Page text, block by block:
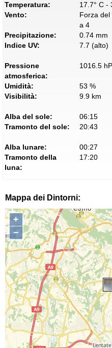
Temperatura:
17.7° C -
Vento:
Forza del
a 4
Precipitazione:
0.74 mm
Indice UV:
7.7 (alto)
Pressione
atmosferica:
1016.5
Umidità:
53 %
Visibilità:
9.9 km
Alba del sole:
06:15
Tramonto del sole:
20:43
Alba lunare:
00:27
Tramonto della
luna:
17:20
Mappa dei Dintorni:
+
−